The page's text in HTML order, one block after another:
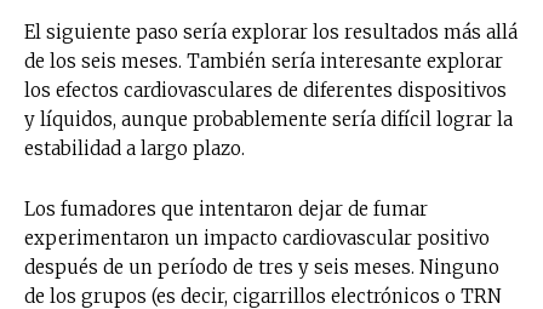
El siguiente paso sería explorar los resultados más allá
de los seis meses. También sería interesante explorar
los efectos cardiovasculares de diferentes dispositivos
y líquidos, aunque probablemente sería difícil lograr la
estabilidad a largo plazo.
Los fumadores que intentaron dejar de fumar
experimentaron un impacto cardiovascular positivo
después de un período de tres y seis meses. Ninguno
de los grupos (es decir, cigarrillos electrónicos o TRN